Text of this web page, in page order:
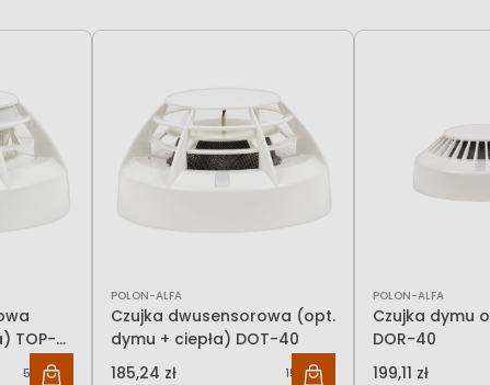
TOP-
561,59 zł
POLON-ALFA
Czujka dwusensorowa (opt.
dymu + ciepła) DOT-40
185,24 zł
150,60 zł
POLON-ALFA
Czujka dymu
DOR-40
199,11 zł